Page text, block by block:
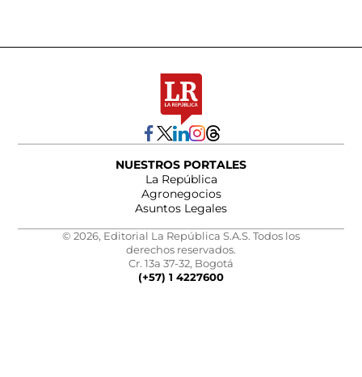
NUESTROS PORTALES
La República
Agronegocios
Asuntos Legales
© 2026, Editorial La República S.A.S. Todos los
derechos reservados.
Cr. 13a 37-32, Bogotá
(+57) 1 4227600